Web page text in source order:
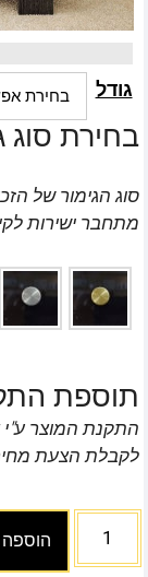
גודל
בחירת סוג
סוג הגימור של
מתחבר ישירות
תוספת
התקנת המוצר
לקבלת הצעת